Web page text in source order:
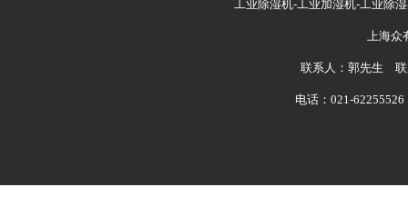
工业除湿机-工业加湿机-工业除
上海众
联系人：郭先生 联
电话：021-